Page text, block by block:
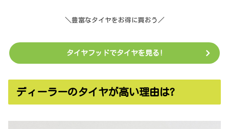
＼豊富なタイヤをお得に買おう／
タイヤフッドでタイヤを見る!
ディーラーのタイヤが高い理由は?